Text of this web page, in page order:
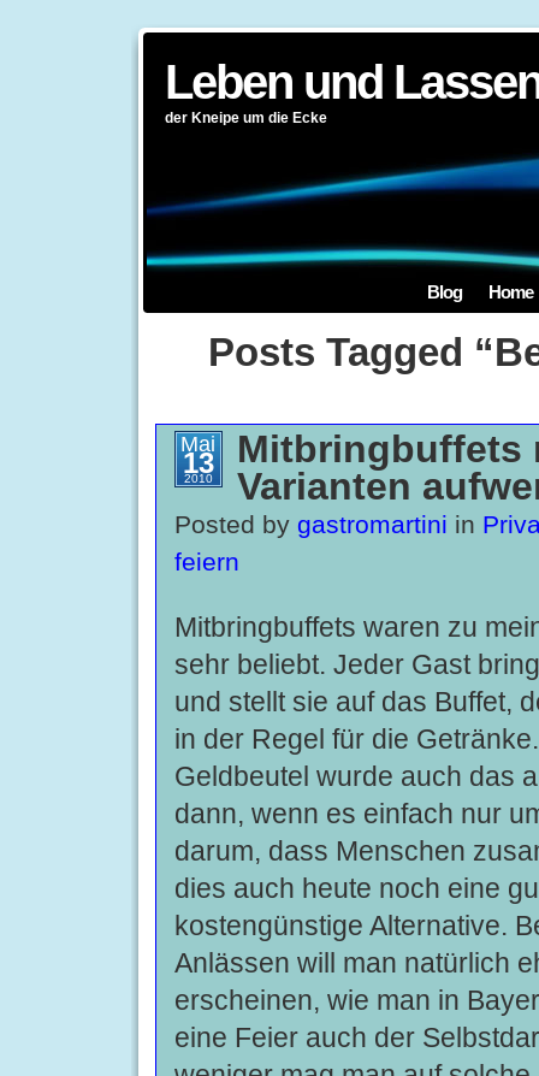
Leben und
der Kneipe um die Ecke
Blog Home
Posts Tagged
Mai
13
2010
Mitbringbuffets
Varianten
Posted by gastromartini in
feiern
Mitbringbuffets waren zu
sehr beliebt. Jeder Gast
und stellt sie auf das Buffet,
in der Regel für die
Geldbeutel wurde auch das
dann, wenn es einfach nur
darum, dass Menschen
dies auch heute noch eine
kostengünstige Alternative.
Anlässen will man natürlich
erscheinen, wie man in
eine Feier auch der